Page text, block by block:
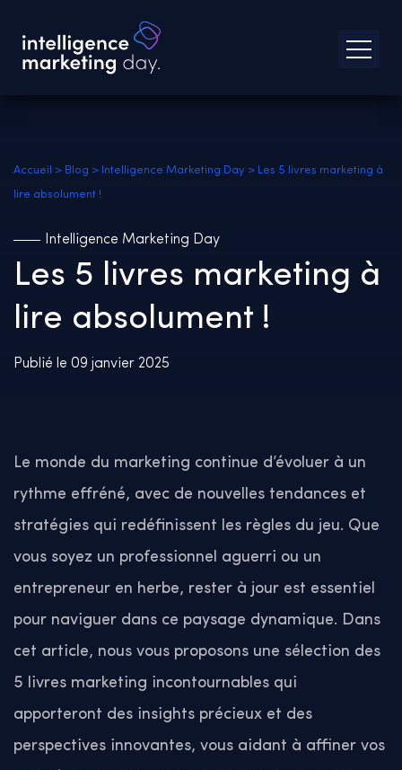
Accueil > Blog > Intelligence Marketing Day > Les 5 livres marketing à
lire absolument !
Intelligence Marketing Day
Les 5 livres marketing à
lire absolument !
Publié le 09 janvier 2025
Le monde du marketing continue d’évoluer à un
rythme effréné, avec de nouvelles tendances et
stratégies qui redéfinissent les règles du jeu. Que
vous soyez un professionnel aguerri ou un
entrepreneur en herbe, rester à jour est essentiel
pour naviguer dans ce paysage dynamique. Dans
cet article, nous vous proposons une sélection des
5 livres marketing incontournables qui
apporteront des insights précieux et des
perspectives innovantes, vous aidant à affiner vos